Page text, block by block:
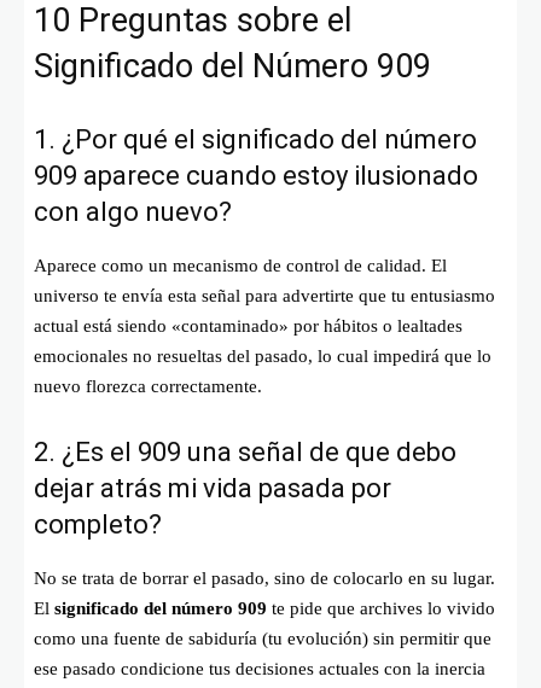
10 Preguntas sobre el
Significado del Número 909
1. ¿Por qué el significado del número
909 aparece cuando estoy ilusionado
con algo nuevo?
Aparece como un mecanismo de control de calidad. El
universo te envía esta señal para advertirte que tu entusiasmo
actual está siendo «contaminado» por hábitos o lealtades
emocionales no resueltas del pasado, lo cual impedirá que lo
nuevo florezca correctamente.
2. ¿Es el 909 una señal de que debo
dejar atrás mi vida pasada por
completo?
No se trata de borrar el pasado, sino de colocarlo en su lugar.
El significado del número 909 te pide que archives lo vivido
como una fuente de sabiduría (tu evolución) sin permitir que
ese pasado condicione tus decisiones actuales con la inercia